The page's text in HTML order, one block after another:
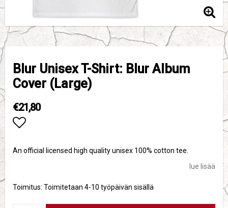
Blur Unisex T-Shirt: Blur Album
Cover (Large)
€21,80
An official licensed high quality unisex 100% cotton tee.
lue lisää
Toimitus: Toimitetaan 4-10 työpäivän sisällä